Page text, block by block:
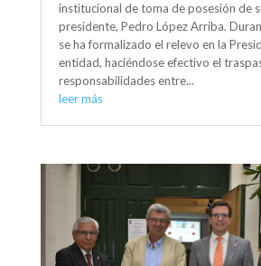
institucional de toma de posesión de
presidente, Pedro López Arriba.
se ha formalizado el relevo en la
entidad, haciéndose efectivo el
responsabilidades entre...
leer más